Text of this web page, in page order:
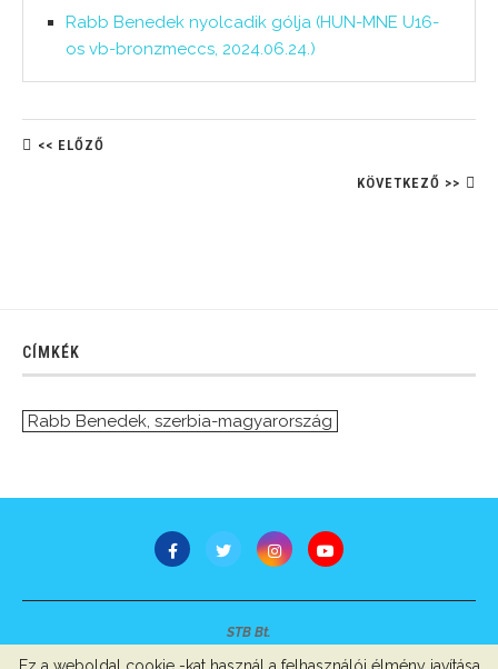
Rabb Benedek nyolcadik gólja (HUN-MNE U16-
os vb-bronzmeccs, 2024.06.24.)
<< ELŐZŐ
KÖVETKEZŐ >>
CÍMKÉK
Rabb Benedek szerbia-magyarország
STB Bt.
Minden jog fenntartva © 2007-2022